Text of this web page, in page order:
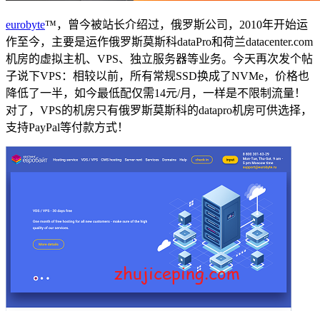
eurobyte™，曾今被站长介绍过，俄罗斯公司，2010年开始运
作至今，主要是运作俄罗斯莫斯科dataPro和荷兰datacenter.com
机房的虚拟主机、VPS、独立服务器等业务。今天再次发个帖
子说下VPS：相较以前，所有常规SSD换成了NVMe，价格也
降低了一半，如今最低配仅需14元/月，一样是不限制流量！
对了，VPS的机房只有俄罗斯莫斯科的datapro机房可供选择，
支持PayPal等付款方式！